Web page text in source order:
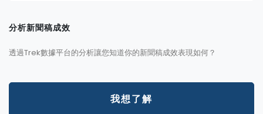
分析新聞稿成效
透過Trek數據平台的分析讓您知道你的新聞稿成效表現如何？
我想了解